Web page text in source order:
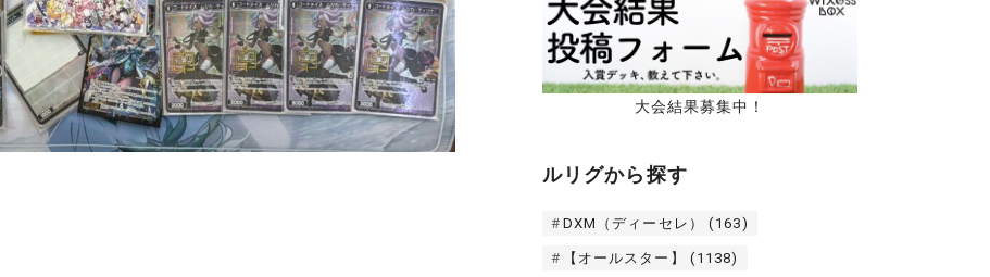
大会結果募集中！
ルリグから探す
DXM（ディーセレ） (163)
【オールスター】 (1138)